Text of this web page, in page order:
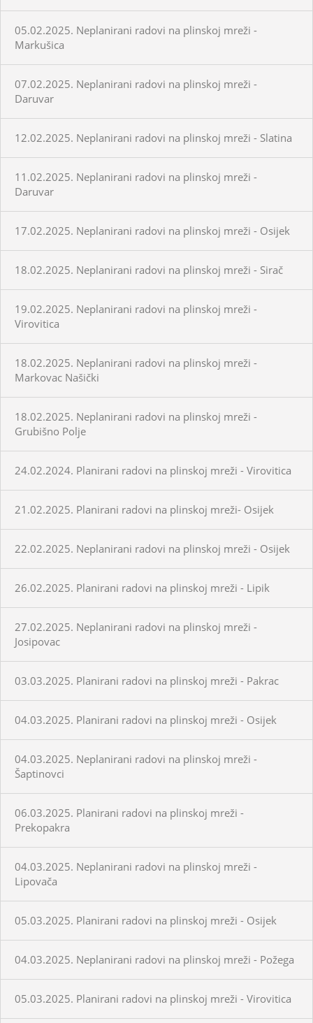
05.02.2025. Neplanirani radovi na plinskoj mreži -
Markušica
07.02.2025. Neplanirani radovi na plinskoj mreži -
Daruvar
12.02.2025. Neplanirani radovi na plinskoj mreži - Slatina
11.02.2025. Neplanirani radovi na plinskoj mreži -
Daruvar
17.02.2025. Neplanirani radovi na plinskoj mreži - Osijek
18.02.2025. Neplanirani radovi na plinskoj mreži - Sirač
19.02.2025. Neplanirani radovi na plinskoj mreži -
Virovitica
18.02.2025. Neplanirani radovi na plinskoj mreži -
Markovac Našički
18.02.2025. Neplanirani radovi na plinskoj mreži -
Grubišno Polje
24.02.2024. Planirani radovi na plinskoj mreži - Virovitica
21.02.2025. Planirani radovi na plinskoj mreži- Osijek
22.02.2025. Neplanirani radovi na plinskoj mreži - Osijek
26.02.2025. Planirani radovi na plinskoj mreži - Lipik
27.02.2025. Neplanirani radovi na plinskoj mreži -
Josipovac
03.03.2025. Planirani radovi na plinskoj mreži - Pakrac
04.03.2025. Planirani radovi na plinskoj mreži - Osijek
04.03.2025. Neplanirani radovi na plinskoj mreži -
Šaptinovci
06.03.2025. Planirani radovi na plinskoj mreži -
Prekopakra
04.03.2025. Neplanirani radovi na plinskoj mreži -
Lipovača
05.03.2025. Planirani radovi na plinskoj mreži - Osijek
04.03.2025. Neplanirani radovi na plinskoj mreži - Požega
05.03.2025. Planirani radovi na plinskoj mreži - Virovitica